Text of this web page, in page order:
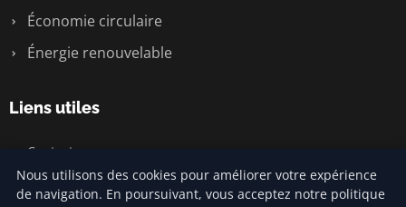
Économie circulaire
Énergie renouvelable
Liens utiles
Contact
Nous utilisons des cookies pour améliorer votre expérience
de navigation. En poursuivant, vous acceptez notre politique